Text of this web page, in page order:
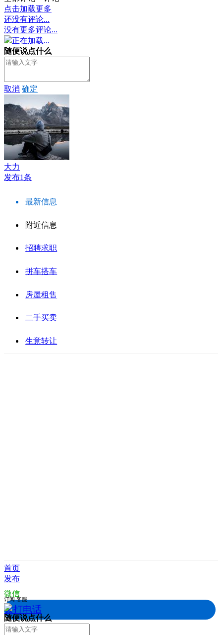
点击加载更多
还没有评论...
没有更多评论...
正在加载...
随便说点什么
取消 确定
大力
发布1条
最新信息
附近信息
招聘求职
拼车搭车
房屋租售
二手买卖
生意转让
首页
发布
微信
拨打电话
订阅 客服
随便说点什么